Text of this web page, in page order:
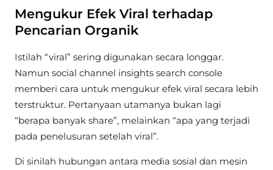
Mengukur Efek Viral terhadap
Pencarian Organik
Istilah “viral” sering digunakan secara longgar.
Namun social channel insights search console
memberi cara untuk mengukur efek viral secara lebih
terstruktur. Pertanyaan utamanya bukan lagi
“berapa banyak share”, melainkan “apa yang terjadi
pada penelusuran setelah viral”.
Di sinilah hubungan antara media sosial dan mesin